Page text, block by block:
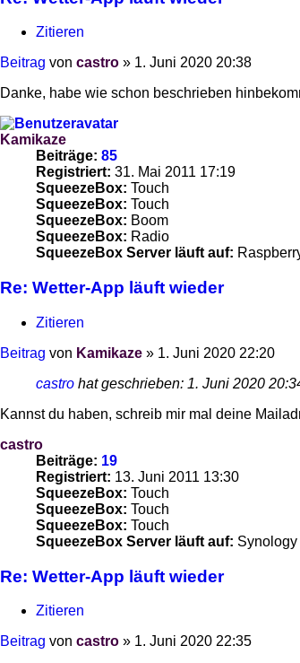
Zitieren
Beitrag von castro » 1. Juni 2020 20:38
Danke, habe wie schon beschrieben
Kamikaze
Beiträge: 85
Registriert: 31. Mai 2011 17:19
SqueezeBox: Touch
SqueezeBox: Touch
SqueezeBox: Boom
SqueezeBox: Radio
SqueezeBox Server läuft auf:
Re: Wetter-App läuft wieder
Zitieren
Beitrag von Kamikaze » 1. Juni 2020 22:20
castro hat geschrieben: 1. Juni 2020
Kannst du haben, schreib mir mal deine
castro
Beiträge: 19
Registriert: 13. Juni 2011 13:30
SqueezeBox: Touch
SqueezeBox: Touch
SqueezeBox: Touch
SqueezeBox Server läuft auf:
Re: Wetter-App läuft wieder
Zitieren
Beitrag von castro » 1. Juni 2020 22:35